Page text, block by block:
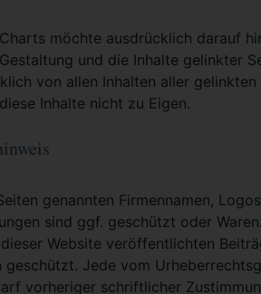
möchte ausdrücklich darauf
und die Inhalte gelinkter
von allen Inhalten aller
Inhalte nicht zu Eigen.
genannten Firmennamen,
sind ggf. geschützt oder
Website veröffentlichten
geschützt. Jede vom
vorheriger schriftlicher